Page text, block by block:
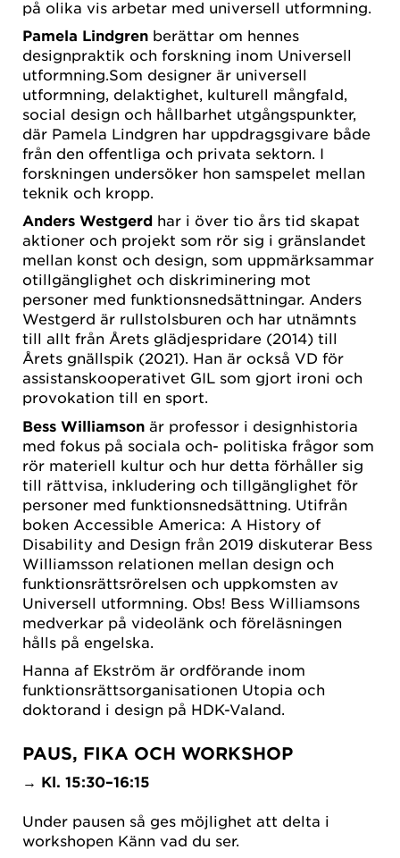
på olika vis arbetar med universell utformning.
Pamela Lindgren berättar om hennes
designpraktik och forskning inom Universell
utformning.Som designer är universell
utformning, delaktighet, kulturell mångfald,
social design och hållbarhet utgångspunkter,
där Pamela Lindgren har uppdragsgivare både
från den offentliga och privata sektorn. I
forskningen undersöker hon samspelet mellan
teknik och kropp.
Anders Westgerd har i över tio års tid skapat
aktioner och projekt som rör sig i gränslandet
mellan konst och design, som uppmärksammar
otillgänglighet och diskriminering mot
personer med funktionsnedsättningar. Anders
Westgerd är rullstolsburen och har utnämnts
till allt från Årets glädjespridare (2014) till
Årets gnällspik (2021). Han är också VD för
assistanskooperativet GIL som gjort ironi och
provokation till en sport.
Bess Williamson är professor i designhistoria
med fokus på sociala och- politiska frågor som
rör materiell kultur och hur detta förhåller sig
till rättvisa, inkludering och tillgänglighet för
personer med funktionsnedsättning. Utifrån
boken Accessible America: A History of
Disability and Design från 2019 diskuterar Bess
Williamsson relationen mellan design och
funktionsrättsrörelsen och uppkomsten av
Universell utformning. Obs! Bess Williamsons
medverkar på videolänk och föreläsningen
hålls på engelska.
Hanna af Ekström är ordförande inom
funktionsrättsorganisationen Utopia och
doktorand i design på HDK-Valand.
PAUS, FIKA OCH WORKSHOP
→ Kl. 15:30–16:15
Under pausen så ges möjlighet att delta i
workshopen Känn vad du ser.